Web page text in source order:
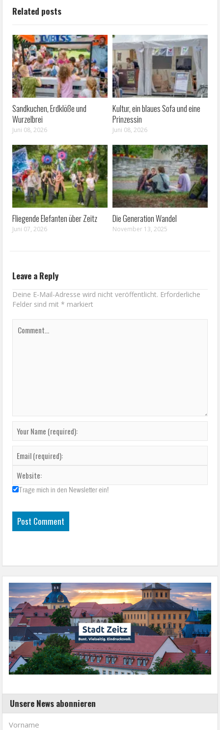
Related posts
Sandkuchen, Erdklöße und
Wurzelbrei
Juni 08, 2026
Kultur, ein blaues Sofa und eine
Prinzessin
Juni 08, 2026
Fliegende Elefanten über Zeitz
Juni 07, 2026
Die Generation Wandel
November 13, 2025
Leave a Reply
Deine E-Mail-Adresse wird nicht veröffentlicht. Erforderliche
Felder sind mit* markiert
Trage mich in den Newsletter ein!
Unsere News abonnieren
Vorname